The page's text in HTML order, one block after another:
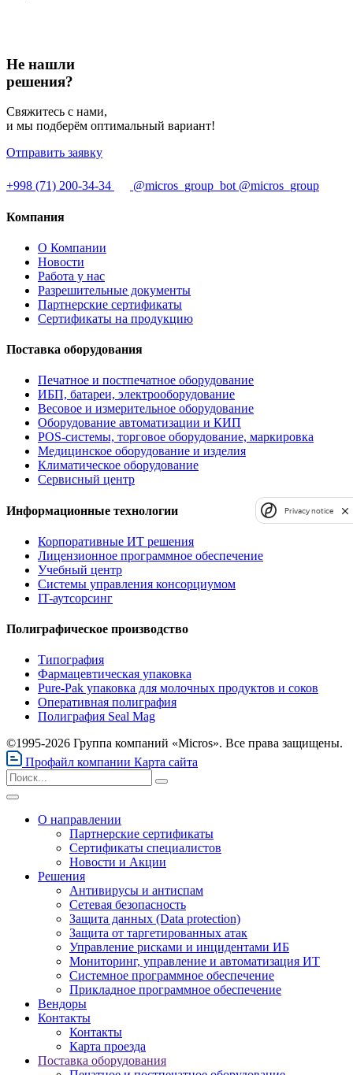
Не нашли
решения?
Свяжитесь с нами,
и мы подберём оптимальный вариант!
Отправить заявку
+998 (71) 200-34-34 @micros_group_bot @micros_group
Компания
О Компании
Новости
Работа у нас
Разрешительные документы
Партнерские сертификаты
Сертификаты на продукцию
Поставка оборудования
Печатное и постпечатное оборудование
ИБП, батареи, электрооборудование
Весовое и измерительное оборудование
Оборудование автоматизации и КИП
POS-системы, торговое оборудование, маркировка
Медицинское оборудование и изделия
Климатическое оборудование
Сервисный центр
Информационные технологии
Корпоративные ИТ решения
Лицензионное программное обеспечение
Учебный центр
Системы управления консорциумом
IT-аутсорсинг
Полиграфическое производство
Типография
Фармацевтическая упаковка
Pure-Pak упаковка для молочных продуктов и соков
Оперативная полиграфия
Полиграфия Seal Mag
©1995-2026 Группа компаний «Micros». Все права защищены.
Профайл компании Карта сайта
О направлении
Партнерские сертификаты
Сертификаты специалистов
Новости и Акции
Решения
Антивирусы и антиспам
Сетевая безопасность
Защита данных (Data protection)
Защита от таргетированных атак
Управление рисками и инцидентами ИБ
Мониторинг, управление и автоматизация ИТ
Системное программное обеспечение
Прикладное программное обеспечение
Вендоры
Контакты
Контакты
Карта проезда
Поставка оборудования
Privacy notice